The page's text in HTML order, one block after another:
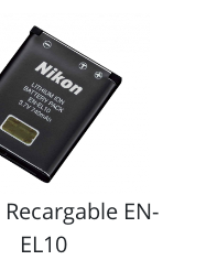
EN-
EL10